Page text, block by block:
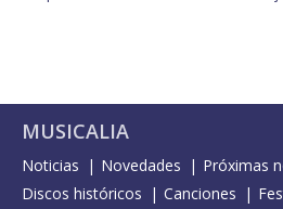
MUSICALIA
Noticias Novedades
Próximas
Discos históricos
Canciones